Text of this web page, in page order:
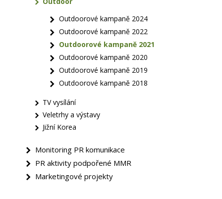
Outdoorové kampaně 2024
Outdoorové kampaně 2022
Outdoorové kampaně 2021
Outdoorové kampaně 2020
Outdoorové kampaně 2019
Outdoorové kampaně 2018
TV vysílání
Veletrhy a výstavy
Jižní Korea
Monitoring PR komunikace
PR aktivity podpořené MMR
Marketingové projekty